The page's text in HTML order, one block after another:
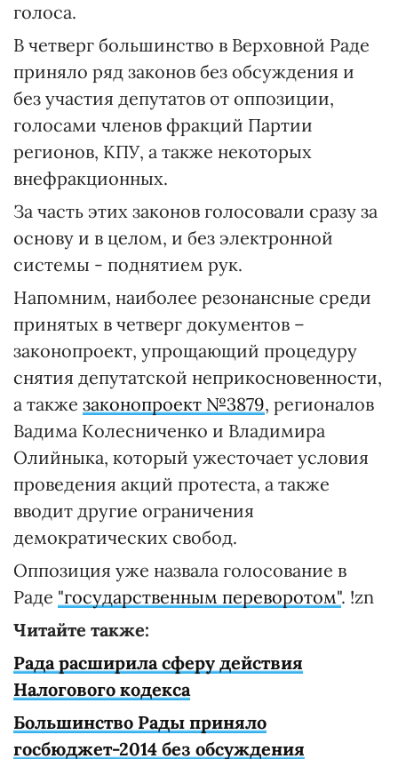
голоса.
В четверг большинство в Верховной Раде
приняло ряд законов без обсуждения и
без участия депутатов от оппозиции,
голосами членов фракций Партии
регионов, КПУ, а также некоторых
внефракционных.
За часть этих законов голосовали сразу за
основу и в целом, и без электронной
системы - поднятием рук.
Напомним, наиболее резонансные среди
принятых в четверг документов –
законопроект, упрощающий процедуру
снятия депутатской неприкосновенности,
а также законопроект №3879, регионалов
Вадима Колесниченко и Владимира
Олийныка, который ужесточает условия
проведения акций протеста, а также
вводит другие ограничения
демократических свобод.
Оппозиция уже назвала голосование в
Раде "государственным переворотом". !zn
Читайте также:
Рада расширила сферу действия
Налогового кодекса
Большинство Рады приняло
госбюджет-2014 без обсуждения